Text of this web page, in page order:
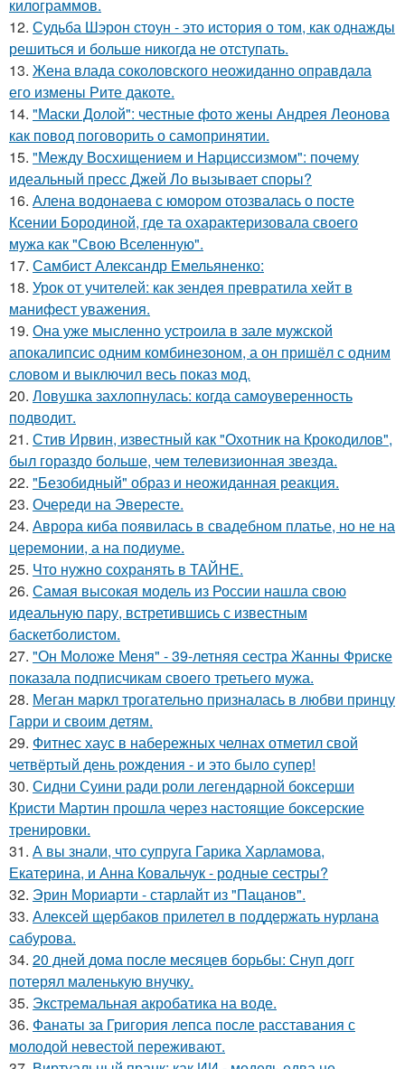
килограммов.
12. Судьба Шэрон стоун - это история о том, как однажды
решиться и больше никогда не отступать.
13. Жена влада соколовского неожиданно оправдала
его измены Рите дакоте.
14. "Маски Долой": честные фото жены Андрея Леонова
как повод поговорить о самопринятии.
15. "Между Восхищением и Нарциссизмом": почему
идеальный пресс Джей Ло вызывает споры?
16. Алена водонаева с юмором отозвалась о посте
Ксении Бородиной, где та охарактеризовала своего
мужа как "Свою Вселенную".
17. Самбист Александр Емельяненко:
18. Урок от учителей: как зендея превратила хейт в
манифест уважения.
19. Она уже мысленно устроила в зале мужской
апокалипсис одним комбинезоном, а он пришёл с одним
словом и выключил весь показ мод.
20. Ловушка захлопнулась: когда самоуверенность
подводит.
21. Стив Ирвин, известный как "Охотник на Крокодилов",
был гораздо больше, чем телевизионная звезда.
22. "Безобидный" образ и неожиданная реакция.
23. Очереди на Эвересте.
24. Аврора киба появилась в свадебном платье, но не на
церемонии, а на подиуме.
25. Что нужно сохранять в ТАЙНЕ.
26. Самая высокая модель из России нашла свою
идеальную пару, встретившись с известным
баскетболистом.
27. "Он Моложе Меня" - 39-летняя сестра Жанны Фриске
показала подписчикам своего третьего мужа.
28. Меган маркл трогательно призналась в любви принцу
Гарри и своим детям.
29. Фитнес хаус в набережных челнах отметил свой
четвёртый день рождения - и это было супер!
30. Сидни Суини ради роли легендарной боксерши
Кристи Мартин прошла через настоящие боксерские
тренировки.
31. А вы знали, что супруга Гарика Харламова,
Екатерина, и Анна Ковальчук - родные сестры?
32. Эрин Мориарти - старлайт из "Пацанов".
33. Алексей щербаков прилетел в поддержать нурлана
сабурова.
34. 20 дней дома после месяцев борьбы: Снуп догг
потерял маленькую внучку.
35. Экстремальная акробатика на воде.
36. Фанаты за Григория лепса после расставания с
молодой невестой переживают.